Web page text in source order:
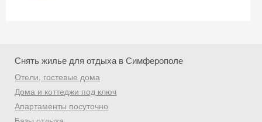
Снять жилье для отдыха в Симферополе
Отели, гостевые дома
Дома и коттеджи под ключ
Апартаменты посуточно